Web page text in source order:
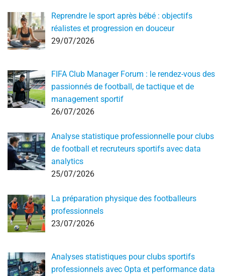
Reprendre le sport après bébé : objectifs
réalistes et progression en douceur
29/07/2026
FIFA Club Manager Forum : le rendez-vous des
passionnés de football, de tactique et de
management sportif
26/07/2026
Analyse statistique professionnelle pour clubs
de football et recruteurs sportifs avec data
analytics
25/07/2026
La préparation physique des footballeurs
professionnels
23/07/2026
Analyses statistiques pour clubs sportifs
professionnels avec Opta et performance data